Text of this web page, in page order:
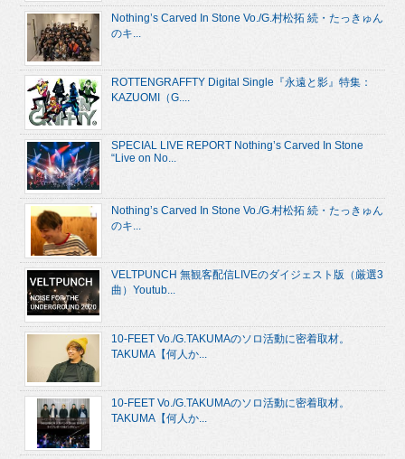
Nothing’s Carved In Stone Vo./G.村松拓 続・たっきゅん
のキ...
ROTTENGRAFFTY Digital Single『永遠と影』特集：
KAZUOMI（G....
SPECIAL LIVE REPORT Nothing’s Carved In Stone
“Live on No...
Nothing’s Carved In Stone Vo./G.村松拓 続・たっきゅん
のキ...
VELTPUNCH 無観客配信LIVEのダイジェスト版（厳選3
曲）Youtub...
10-FEET Vo./G.TAKUMAのソロ活動に密着取材。
TAKUMA【何人か...
10-FEET Vo./G.TAKUMAのソロ活動に密着取材。
TAKUMA【何人か...